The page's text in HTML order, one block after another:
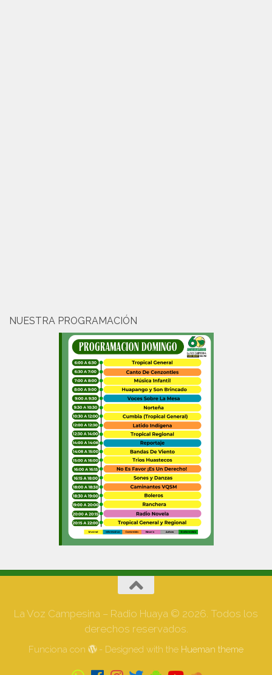
NUESTRA PROGRAMACIÓN
La Voz Campesina – Radio Huaya © 2026. Todos los
derechos reservados.
Funciona con - Designed with the Hueman theme